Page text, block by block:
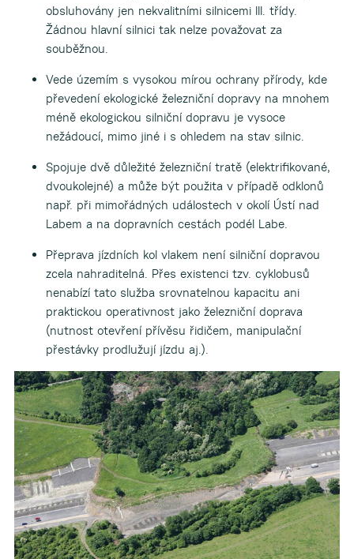
obsluhovány jen nekvalitními silnicemi III. třídy.
Žádnou hlavní silnici tak nelze považovat za
souběžnou.
Vede územím s vysokou mírou ochrany přírody, kde
převedení ekologické železniční dopravy na mnohem
méně ekologickou silniční dopravu je vysoce
nežádoucí, mimo jiné i s ohledem na stav silnic.
Spojuje dvě důležité železniční tratě (elektrifikované,
dvoukolejné) a může být použita v případě odklonů
např. při mimořádných událostech v okolí Ústí nad
Labem a na dopravních cestách podél Labe.
Přeprava jízdních kol vlakem není silniční dopravou
zcela nahraditelná. Přes existenci tzv. cyklobusů
nenabízí tato služba srovnatelnou kapacitu ani
praktickou operativnost jako železniční doprava
(nutnost otevření přívěsu řidičem, manipulační
přestávky prodlužují jízdu aj.).